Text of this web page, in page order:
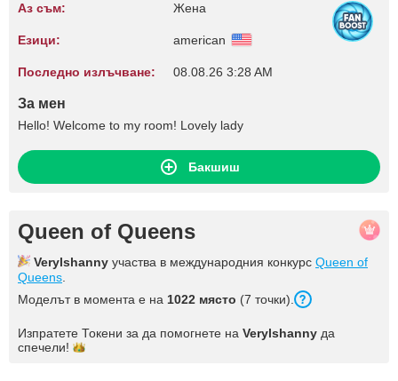
Аз съм: Жена
Езици: american
Последно излъчване: 08.08.26 3:28 AM
За мен
Hello! Welcome to my room! Lovely lady
Бакшиш
Queen of Queens
Verylshanny участва в международния конкурс Queen of
Queens
Моделът в момента е на 1022 място (7 точки).
Изпратете Токени за да помогнете на Verylshanny да
спечели!